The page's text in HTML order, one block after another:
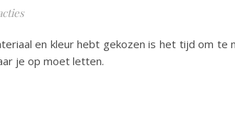
en kleur hebt gekozen is het tijd om te
je op moet letten.